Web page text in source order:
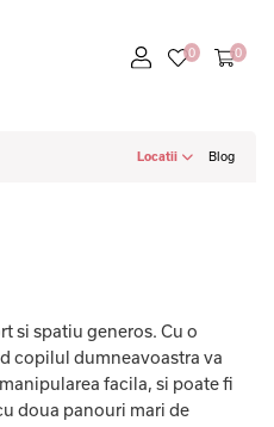
Locatii Blog
si spatiu generos. Cu o
copilul dumneavoastra va
facila, si poate fi
doua panouri mari de